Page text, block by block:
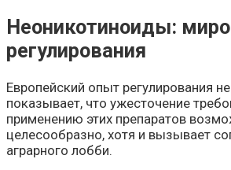
Неоникотиноиды:
регулирования
Европейский опыт регулирования
показывает, что ужесточение
применению этих препаратов
целесообразно, хотя и вызывает
аграрного лобби.